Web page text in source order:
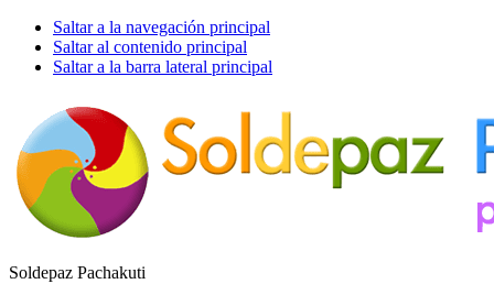
Saltar a la navegación principal
Saltar al contenido principal
Saltar a la barra lateral principal
Soldepaz Pachakuti